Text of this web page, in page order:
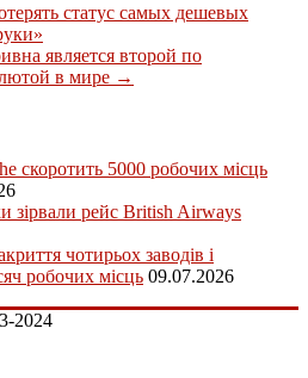
статус самых дешевых
является второй по
в мире →
скоротить 5000 робочих місць
зірвали рейс British Airways
чотирьох заводів і
робочих місць 09.07.2026
2024